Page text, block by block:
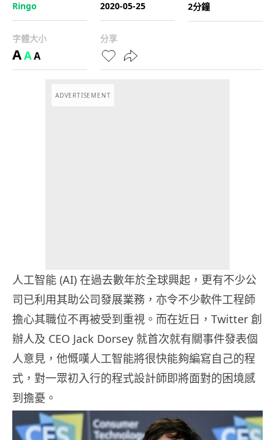
Ringo
2020-05-25
2分鐘
字體大小
AAA
分享
ADVERTISEMENT
人工智能 (AI) 在過去數年於全球興起，更有不少公
司已利用其助公司發展業務，亦令不少軟件工程師
擔心其職位不再被受到重視。而在近日，Twitter 創
辦人及 CEO Jack Dorsey 就首次就有關事件發表個
人意見，他慨嘆人工智能將很快能夠編寫自己的程
式，對一眾初入行的程式設計師即將面對的困境感
到擔憂。